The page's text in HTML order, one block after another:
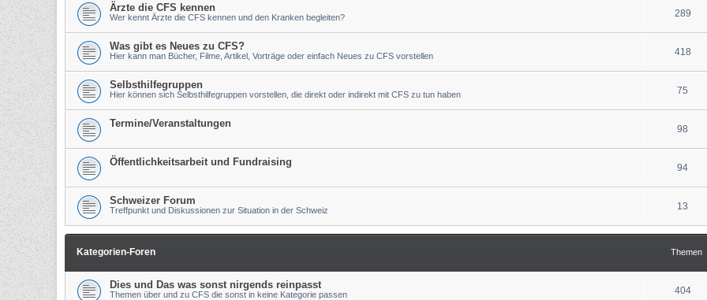
Ärzte die CFS kennen
Wer kennt Ärzte die CFS kennen und den Kranken begleiten? 289
Was gibt es Neues zu CFS?
Hier kann man Bücher, Filme, Artikel, Vorträge oder einfach Neues zu CFS vorstellen 418
Selbsthilfegruppen
Hier können sich Selbsthilfegruppen vorstellen, die direkt oder indirekt mit CFS zu tun haben 75
Termine/Veranstaltungen 98
Öffentlichkeitsarbeit und Fundraising 94
Schweizer Forum
Treffpunkt und Diskussionen zur Situation in der Schweiz 13
Kategorien-Foren Themen
Dies und Das was sonst nirgends reinpasst
Themen über und zu CFS die sonst in keine Kategorie passen 404